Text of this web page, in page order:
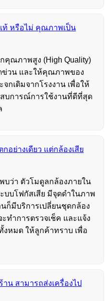
ท้ หรือไม่ คุณภาพเป็น
คุณภาพสูง (High Quality)
วน และให้คุณภาพของ
กเดิมจากโรงงาน เพื่อให้
บการณ์การใช้งานที่ดีที่สุด
อย่างเดียว แต่กล้องเสีย
บว่า ตัวโมดูลกล้องภายใน
บบโฟกัสเสีย มีจุดดำในภาพ
นก็มีบริการเปลี่ยนชุดกล้อง
ทำการตรวจเช็ค และแจ้ง
งหมด ให้ลูกค้าทราบ เพื่อ
น สามารถส่งเครื่องไป